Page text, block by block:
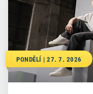
PONDĚLÍ | 27. 7. 2026